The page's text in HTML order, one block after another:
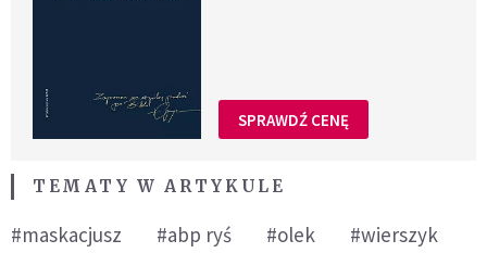
SPRAWDŹ CENĘ
TEMATY W ARTYKULE
#maskacjusz #abp ryś #olek #wierszyk